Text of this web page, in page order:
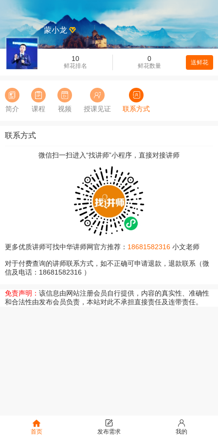
10
鲜花排名
0
鲜花数量 送鲜花
蒙小龙
简介 课程 视频 授课见证 联系方式
联系方式
微信扫一扫进入“找讲师”小程序，直接对接讲师
更多优质讲师可找中华讲师网官方推荐： 18681582316 小文老师
对于付费查询的讲师联系方式，如不正确可申请退款，退款联系（微
信及电话：18681582316 ）
免责声明： 该信息由网站注册会员自行提供，内容的真实性、准确性
和合法性由发布会员负责，本站对此不承担直接责任及连带责任。
首页 发布需求 我的